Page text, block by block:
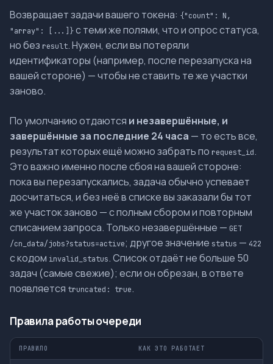
Возвращает задачи вашего токена: {"count": N,
"array": [...]}с теми же полями, что и опрос статуса,
но без result. Нужен, если вы потеряли
идентификаторы (например, после перезапуска на
вашей стороне) — чтобы не ставить те же участки
заново.
По умолчанию отдаются и незавершённые, и
завершённые за последние 24 часа — то есть все,
результат которых ещё можно забрать по request_id.
Это важно именно после сбоя на вашей стороне:
пока вы перезапускались, задача обычно успевает
досчитаться, и без неё в списке вы заказали бы тот
же участок заново — с полным сбором и повторным
списанием запроса. Только незавершённые — GET
/cn_data/jobs?status=active; другое значение status — 422
с кодом invalid_status. Список отдаёт не больше 50
задач (самые свежие); если он обрезан, в ответе
появляется truncated: true.
Правила работы очереди
ПРАВИЛО КАК ЭТО РАБОТАЕТ